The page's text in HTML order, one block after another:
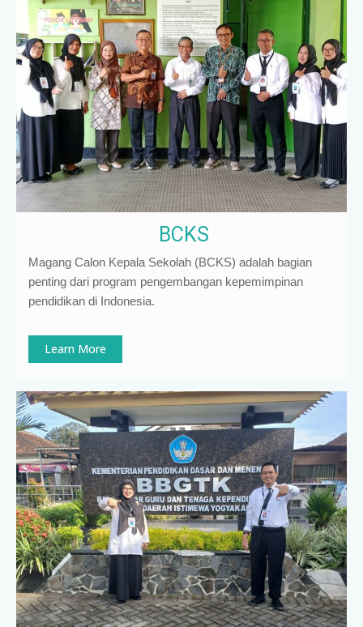
BCKS
Magang Calon Kepala Sekolah (BCKS) adalah bagian
penting dari program pengembangan kepemimpinan
pendidikan di Indonesia.
Learn More